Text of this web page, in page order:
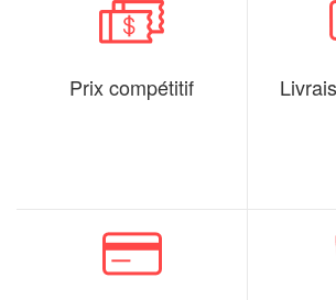
Prix compétitif